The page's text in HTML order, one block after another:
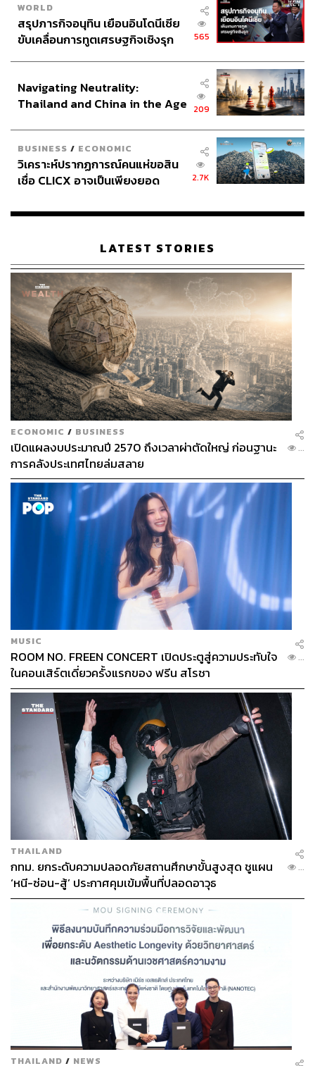
WORLD
สรุปภารกิจอนุทิน เยือนอินโดนีเซีย
ขับเคลื่อนการทูตเศรษฐกิจเชิงรุก
565
Navigating Neutrality:
Thailand and China in the Age
209
BUSINESS / ECONOMIC
วิเคราะห์ปรากฏการณ์คนแห่ขอสิน
เชื่อ CLICX อาจเป็นเพียงยอด
เรือนไทยที่ถูกซุกไว้
2.7K
LATEST STORIES
ECONOMIC / BUSINESS
เปิดแผลงบประมาณปี 2570 ถึงเวลาผ่าตัดใหญ่ ก่อนฐานะ
การคลังประเทศไทยล่มสลาย
...
MUSIC
ROOM NO. FREEN CONCERT เปิดประตูสู่ความประทับใจ
ในคอนเสิร์ตเดี่ยวครั้งแรกของ ฟรีน สโรชา
...
THAILAND
กทม. ยกระดับความปลอดภัยสถานศึกษาขั้นสูงสุด ชูแผน
‘หนี-ซ่อน-สู้’ ประกาศคุมเข้มพื้นที่ปลอดอาวุธ
...
THAILAND / NEWS